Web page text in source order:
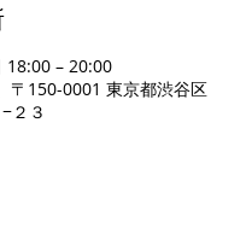
18:00 – 20:00
〒150-0001 東京都渋谷区
２３